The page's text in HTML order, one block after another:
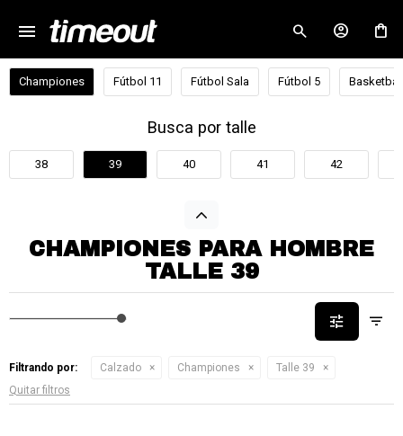
menu
Championes Fútbol 11 Fútbol Sala Fútbol 5 Basketball
Busca por talle
38 39 40 41 42
CHAMPIONES PARA HOMBRE
TALLE 39
Filtrando por: Calzado Championes
Talle 39
Quitar filtros